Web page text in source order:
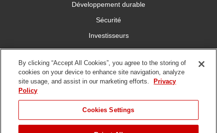
Développement durable
Sécurité
Investisseurs
Carrières
Connectez-vous avec nous
By clicking “Accept All Cookies”, you agree to the storing of
cookies on your device to enhance site navigation, analyze
site usage, and assist in our marketing efforts.
Privacy
Policy
Cookies Settings